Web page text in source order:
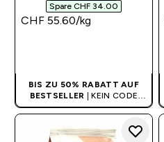
Spare CHF 34.00‎
CHF 55.60‎/kg
BIS ZU 50% RABATT AUF
BESTSELLER
| KEIN CODE
BENÖTIGT